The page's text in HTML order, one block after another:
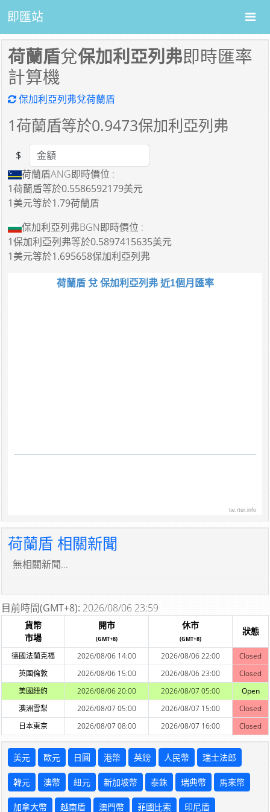
即匯站
荷蘭盾兌保加利亞列弗即時匯率
計算機
保加利亞列弗兌荷蘭盾
1荷蘭盾等於0.9473保加利亞列弗
Amount
$
荷蘭盾ANG即時價位 :
1荷蘭盾等於0.5586592179美元
1美元等於1.79荷蘭盾
保加利亞列弗BGN即時價位 :
1保加利亞列弗等於0.5897415635美元
1美元等於1.695658保加利亞列弗
荷蘭盾 兌 保加利亞列弗 近1個月匯率
tw.rter.info
荷蘭盾 相關新聞
無相關新聞...
目前時間(GMT+8): 2026/08/06 23:59
貨幣
市場
開市
(GMT+8)
休市
(GMT+8)
狀態
德國法蘭克福 2026/08/06 14:00 2026/08/06 22:00
Closed
英國倫敦
2026/08/06 15:00 2026/08/06 23:00
Closed
美國紐約
2026/08/06 20:00 2026/08/07 05:00
Open
澳洲雪梨
2026/08/07 05:00 2026/08/07 15:00
Closed
日本東京
2026/08/07 08:00 2026/08/07 16:00 Closed
美元 歐元 日圓 港幣 英鎊 人民幣 瑞士法郎
韓元 澳幣 紐元 新加坡幣 泰銖 瑞典幣 馬來幣
加拿大幣 越南盾 澳門幣 菲國比索 印尼盾